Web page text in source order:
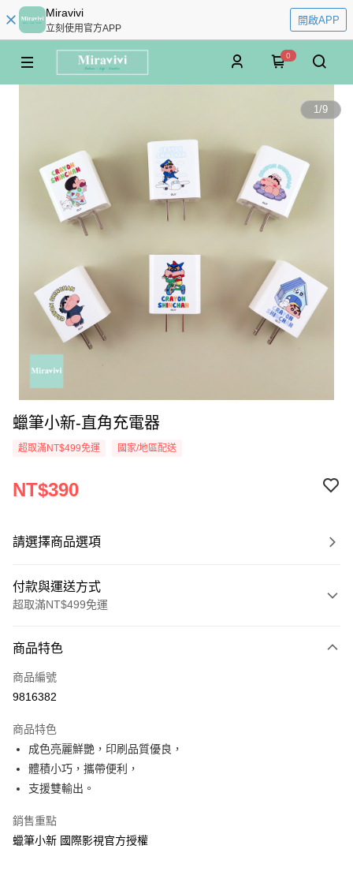
Miravivi
立刻使用官方APP
開啟APP
0
1/9
蠟筆小新-直角充電器
超取滿NT$499免運 國家/地區配送
NT$390
請選擇商品選項
付款與運送方式
超取滿NT$499免運
信用卡一次付款
超商取貨付款
Apple Pay
街口支付
AFTEE先享後付
商品特色
商品編號
9816382
商品特色
成色亮麗鮮艷，印刷品質優良，
體積小巧，攜帶便利，
支援雙輸出。
銷售重點
蠟筆小新 國際影視官方授權